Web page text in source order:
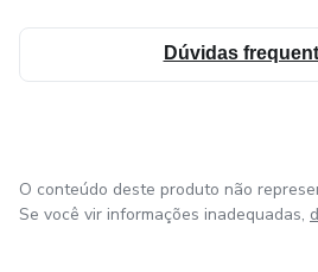
Dúvidas
O conteúdo deste produto não
Se você vir informações inadequadas,